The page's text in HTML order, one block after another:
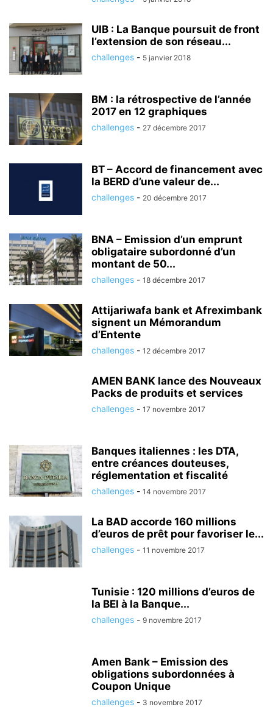
UIB : La Banque poursuit de front
l’extension de son réseau...
challenges - 5 janvier 2018
BM : la rétrospective de l’année
2017 en 12 graphiques
challenges - 27 décembre 2017
BT – Accord de financement avec
la BERD d’une valeur de...
challenges - 20 décembre 2017
BNA – Emission d’un emprunt
obligataire subordonné d’un
montant de 50...
challenges - 18 décembre 2017
Attijariwafa bank et Afreximbank
signent un Mémorandum
d’Entente
challenges - 12 décembre 2017
AMEN BANK lance des Nouveaux
Packs de produits et services
challenges - 17 novembre 2017
Banques italiennes : les DTA,
entre créances douteuses,
réglementation et fiscalité
challenges - 14 novembre 2017
La BAD accorde 160 millions
d’euros de prêt pour favoriser le...
challenges - 11 novembre 2017
Tunisie : 120 millions d’euros de
la BEI à la Banque...
challenges - 9 novembre 2017
Amen Bank – Emission des
obligations subordonnées à
Coupon Unique
challenges - 3 novembre 2017